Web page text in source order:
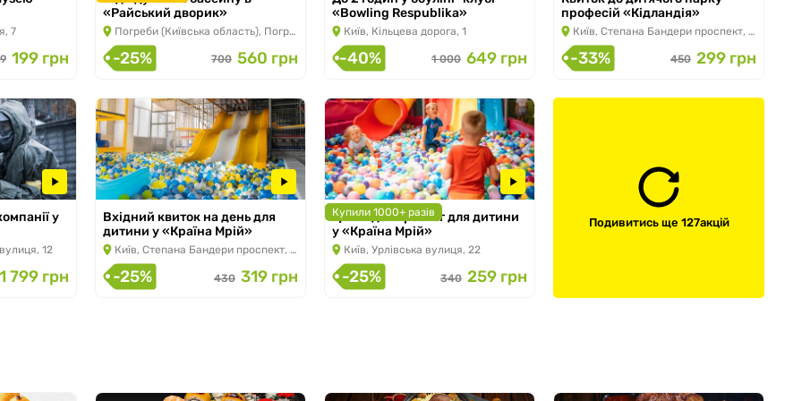
7
199 грн
«Райський дворик»
Погреби (Київська область), Погребський Шлях, 26
-25% 700 560 грн
з 17.06.2026 по 31.08.2026
«Bowling Respublika»
Київ, Кільцева дорога, 1
-40% 1 000 649 грн
з 15.06.2026 по 31.08.2026
професій «Кідландія»
Київ, Степана Бандери проспект, 34В
-33% 450 299 грн
у
12
1 799 грн
з 22.11.2024 по 30.09.2026
Вхідний квиток на день для
дитини у «Країна Мрій»
Київ, Степана Бандери проспект, 23
-25% 430 319 грн
Купили 1000+ разів
з 22.11.2024 по 30.09.2026
Цілий день розваг для дитини
у «Країна Мрій»
Київ, Урлівська вулиця, 22
-25% 340 259 грн
Подивитись ще 127акцій